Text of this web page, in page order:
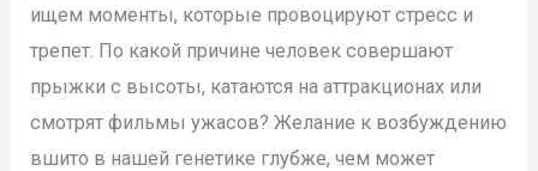
ищем моменты, которые провоцируют стресс и
трепет. По какой причине человек совершают
прыжки с высоты, катаются на аттракционах или
смотрят фильмы ужасов? Желание к возбуждению
вшито в нашей генетике глубже, чем может